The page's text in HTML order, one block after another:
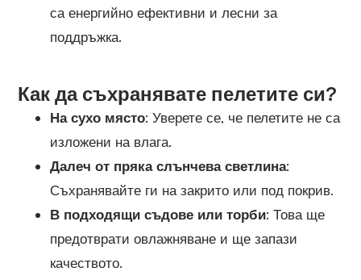
са енергийно ефективни и лесни за
поддръжка.
Как да съхранявате пелетите си?
На сухо място: Уверете се, че пелетите не са
изложени на влага.
Далеч от пряка слънчева светлина:
Съхранявайте ги на закрито или под покрив.
В подходящи съдове или торби: Това ще
предотврати овлажняване и ще запази
качеството.